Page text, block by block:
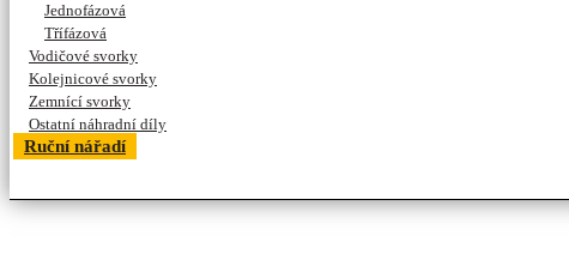
Jednofázová
Třífázová
Vodičové svorky
Kolejnicové svorky
Zemnící svorky
Ostatní náhradní díly
Ruční nářadí